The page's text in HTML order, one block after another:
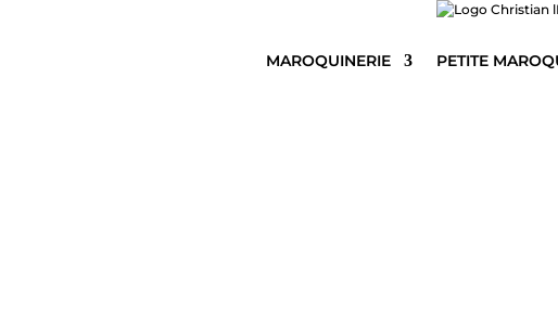
MAROQUINERIE PETITE